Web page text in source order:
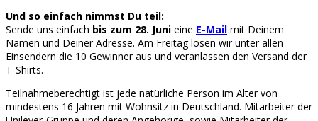
Und so einfach nimmst Du teil:
Sende uns einfach bis zum 28. Juni eine E-Mail mit Deinem
Namen und Deiner Adresse. Am Freitag losen wir unter allen
Einsendern die 10 Gewinner aus und veranlassen den Versand der
T-Shirts.
Teilnahmeberechtigt ist jede natürliche Person im Alter von
mindestens 16 Jahren mit Wohnsitz in Deutschland. Mitarbeiter der